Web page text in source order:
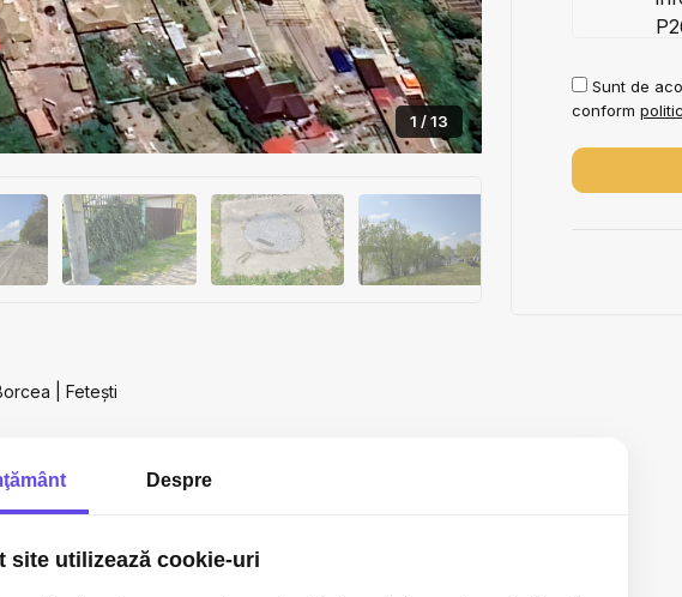
1 / 13
| Fetești
Sunt de
conform
Despre
site utilizează cookie-uri